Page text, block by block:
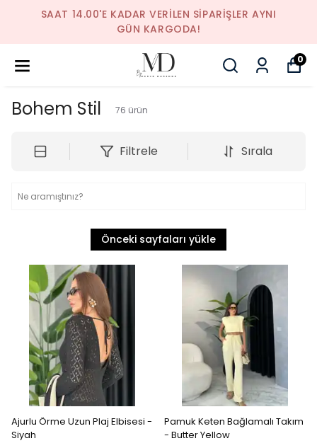
SAAT 14.00'E KADAR VERILEN SIPARIŞLER AYNI
GÜN KARGODA!
0
Bohem Stil 76 ürün
Filtrele Sırala
Önceki sayfaları yükle
Ajurlu Örme Uzun Plaj Elbisesi -
Siyah
Pamuk Keten Bağlamalı Takım
- Butter Yellow